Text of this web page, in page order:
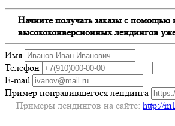
Начните получать заказы с помощью
высококонверсионных лендингов
Имя
Телефон
E-mail
Пример понравившегося лендинга
Примеры лендингов на сайте: http://